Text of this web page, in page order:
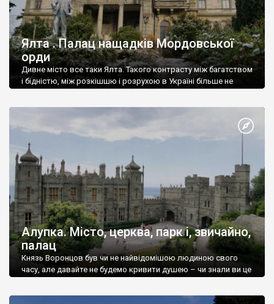
Ялта . Палац нащадків Мордовської
орди
Дивне місто все таки Ялта. Такого контрасту між багатством
і бідністю, між розкішшю і розрухою в Україні більше не
Алупка. Місто, церква, парк і, звичайно,
палац
Князь Воронцов був чи не найвідомішою людиною свого
часу, але давайте не будемо кривити душею – чи знали ви це